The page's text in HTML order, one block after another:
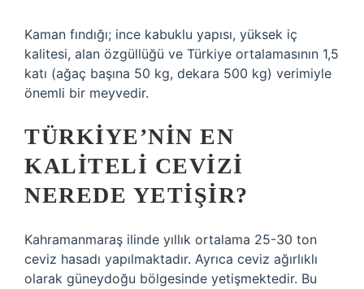
Kaman fındığı; ince kabuklu yapısı, yüksek iç
kalitesi, alan özgüllüğü ve Türkiye ortalamasının 1,5
katı (ağaç başına 50 kg, dekara 500 kg) verimiyle
önemli bir meyvedir.
TÜRKIYE’NIN EN
KALITELI CEVIZI
NEREDE YETIŞIR?
Kahramanmaraş ilinde yıllık ortalama 25-30 ton
ceviz hasadı yapılmaktadır. Ayrıca ceviz ağırlıklı
olarak güneydoğu bölgesinde yetişmektedir. Bu